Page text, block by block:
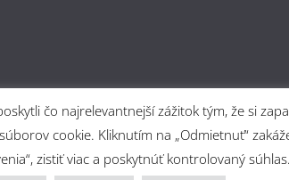
and
čo najrelevantnejší zážitok tým, že si
cookie. Kliknutím na „Odmietnuť“
zistiť viac a poskytnúť kontrolovaný súhlas.